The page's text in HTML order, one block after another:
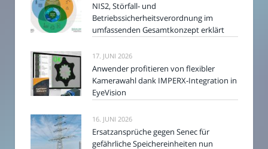
NIS2, Störfall- und
Betriebssicherheitsverordnung im
umfassenden Gesamtkonzept erklärt
17. JUNI 2026
Anwender profitieren von flexibler
Kamerawahl dank IMPERX-Integration in
EyeVision
16. JUNI 2026
Ersatzansprüche gegen Senec für
gefährliche Speichereinheiten nun